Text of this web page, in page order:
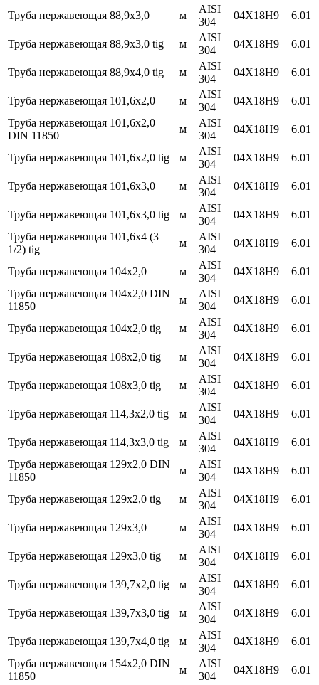
Труба нержавеющая 88,9х3,0 м
AISI
304
04Х18Н9 6.01
Труба нержавеющая 88,9х3,0 tig м
AISI
304
04Х18Н9 6.01
Труба нержавеющая 88,9х4,0 tig м
AISI
304
04Х18Н9 6.01
Труба нержавеющая 101,6х2,0 м
AISI
304
04Х18Н9
6.01
Труба нержавеющая 101,6х2,0
DIN 11850
м
AISI
304
04Х18Н9 6.01
Труба нержавеющая 101,6х2,0 tig м
AISI
304
04Х18Н9 6.01
Труба нержавеющая 101,6х3,0 м
AISI
304
04Х18Н9 6.01
Труба нержавеющая 101,6х3,0 tig м
AISI
304
04Х18Н9
6.01
Труба нержавеющая 101,6х4 (3
1/2) tig
м
AISI
304
04Х18Н9 6.01
Труба нержавеющая 104х2,0 м
AISI
304
04Х18Н9
6.01
Труба нержавеющая 104х2,0 DIN
11850
м
AISI
304
04Х18Н9 6.01
Труба нержавеющая 104х2,0 tig м
AISI
304
04Х18Н9 6.01
Труба нержавеющая 108х2,0 tig м
AISI
304
04Х18Н9 6.01
Труба нержавеющая 108х3,0 tig м
AISI
304
04Х18Н9 6.01
Труба нержавеющая 114,3х2,0 tig м
AISI
304
04Х18Н9 6.01
Труба нержавеющая 114,3х3,0 tig м
AISI
304
04Х18Н9
6.01
Труба нержавеющая 129х2,0 DIN
11850
м
AISI
304
04Х18Н9 6.01
Труба нержавеющая 129х2,0 tig м
AISI
304
04Х18Н9 6.01
Труба нержавеющая 129х3,0 м
AISI
304
04Х18Н9 6.01
Труба нержавеющая 129х3,0 tig м
AISI
304
04Х18Н9 6.01
Труба нержавеющая 139,7х2,0 tig м
AISI
304
04Х18Н9 6.01
Труба нержавеющая 139,7х3,0 tig м
AISI
304
04Х18Н9 6.01
Труба нержавеющая 139,7х4,0 tig м
AISI
304
04Х18Н9
6.01
Труба нержавеющая 154х2,0 DIN
11850
м
AISI
304
04Х18Н9 6.01